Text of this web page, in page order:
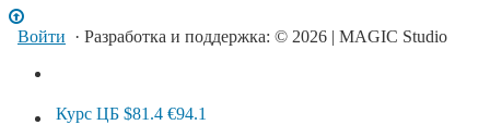
Войти · Разработка и поддержка: © 2026 | MAGIC Studio
Курс ЦБ $81.4 €94.1